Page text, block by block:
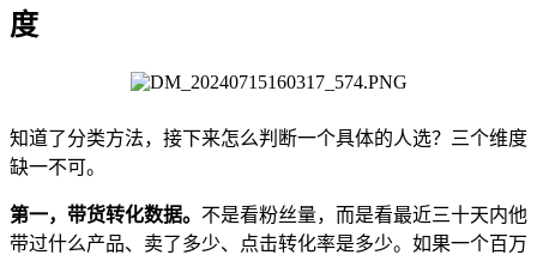
度
知道了分类方法，接下来怎么判断一个具体的人选？三个维度
缺一不可。
第一，带货转化数据。 不是看粉丝量，而是看最近三十天内他
带过什么产品、卖了多少、点击转化率是多少。如果一个百万